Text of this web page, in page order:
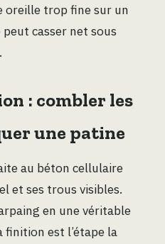
oreille trop fine sur un
casser net sous
: combler les
une patine
au béton cellulaire
et ses trous visibles.
en une véritable
finition est l’étape la